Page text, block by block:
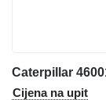
Cijena na upit